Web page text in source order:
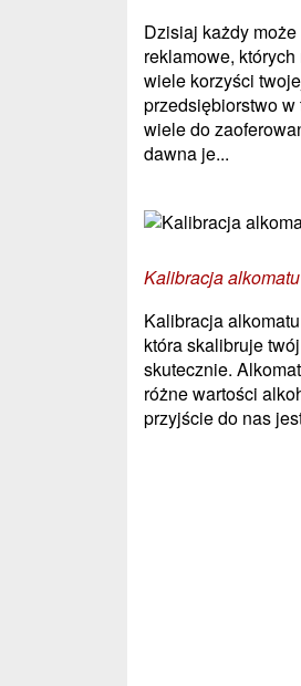
Dzisiaj każdy
reklamowe,
wiele korzyści
przedsiębiorstwo
wiele do
dawna je...
Kalibracja
Kalibracja
która skalibruje
skutecznie.
różne wartości
przyjście do nas